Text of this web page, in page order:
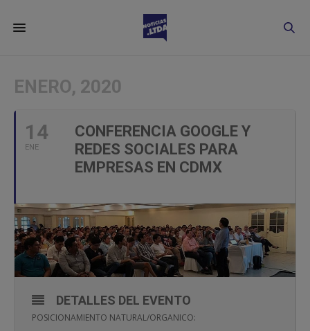
ENERO, 2020
14
ENE
CONFERENCIA GOOGLE Y
REDES SOCIALES PARA
EMPRESAS EN CDMX
DETALLES DEL EVENTO
POSICIONAMIENTO NATURAL/ORGANICO: